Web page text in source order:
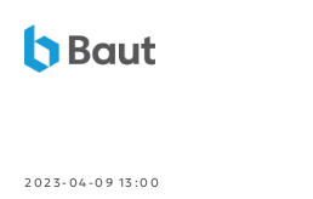
2023-04-09 13:00